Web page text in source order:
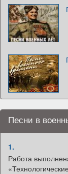
Песни в
1.
Работа